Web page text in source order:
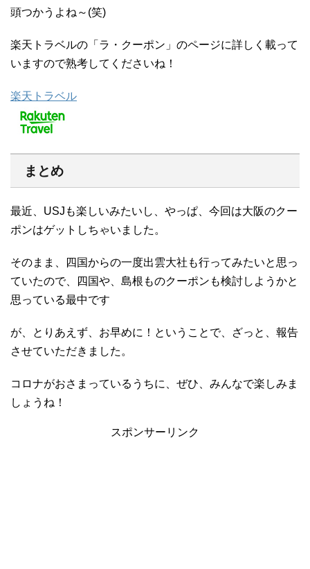
頭つかうよね～(笑)
楽天トラベルの「ラ・クーポン」のページに詳しく載って
いますので熟考してくださいね！
楽天トラベル
まとめ
最近、USJも楽しいみたいし、やっぱ、今回は大阪のクー
ポンはゲットしちゃいました。
そのまま、四国からの一度出雲大社も行ってみたいと思っ
ていたので、四国や、島根ものクーポンも検討しようかと
思っている最中です
が、とりあえず、お早めに！ということで、ざっと、報告
させていただきました。
コロナがおさまっているうちに、ぜひ、みんなで楽しみま
しょうね！
スポンサーリンク